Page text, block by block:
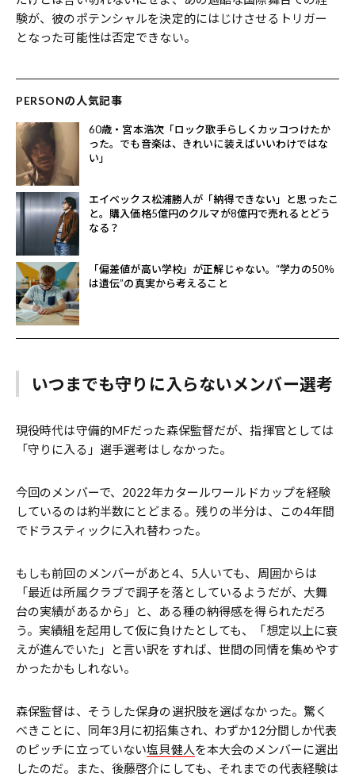
験が、彼のポテンシャルを決定的にはじけさせるトリガー
となった可能性は否定できない。
PERSONの人気記事
60歳・宮本浩次「ロック歌手らしくカッコつけたか
った。でも音楽は、きれいに装えばいいわけではな
い」
エイベックス松浦勝人が「納得できない」と思ったこ
と。購入価格5億円のクルマが8億円で売れるとどう
なる？
「偏差値が高い学校」が正解じゃない。“学力の50％
は遺伝”の真実から考えること
いつまでも守りに入らないメンバー選考
現役時代は守備的MFだった森保監督だが、指揮官としては
「守りに入る」選手選考はしなかった。
今回のメンバーで、2022年カタールワールドカップを経験
しているのは約半数にとどまる。残りの半分は、この4年間
でドラスティックに入れ替わった。
もしも前回のメンバーがあと4、5人いても、周囲からは
「最近は所属クラブで調子を落としているようだが、大舞
台の実績があるから」と、ある種の納得感を得られただろ
う。実績組を起用して仮に負けたとしても、「想定以上に衰
えが進んでいた」と言い訳をすれば、世間の同情を集めやす
かったかもしれない。
森保監督は、そうした保身の選択肢を選ばなかった。驚く
べきことに、同年3月に初招集され、わずか12分間しか代表
のピッチに立っていない塩貝健人を本大会のメンバーに選出
したのだ。また、後藤啓介にしても、それまでの代表経験は